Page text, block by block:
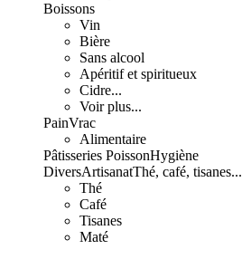
Boissons
Vin
Bière
Sans alcool
Apéritif et spiritueux
Cidre...
Voir plus...
PainVrac
Alimentaire
Pâtisseries PoissonHygiène
DiversArtisanatThé, café, tisanes...
Thé
Café
Tisanes
Maté